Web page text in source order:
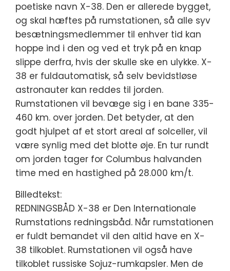
poetiske navn X-38. Den er allerede bygget,
og skal hæftes på rumstationen, så alle syv
besætningsmedlemmer til enhver tid kan
hoppe ind i den og ved et tryk på en knap
slippe derfra, hvis der skulle ske en ulykke. X-
38 er fuldautomatisk, så selv bevidstløse
astronauter kan reddes til jorden.
Rumstationen vil bevæge sig i en bane 335-
460 km. over jorden. Det betyder, at den
godt hjulpet af et stort areal af solceller, vil
være synlig med det blotte øje. En tur rundt
om jorden tager for Columbus halvanden
time med en hastighed på 28.000 km/t.
Billedtekst:
REDNINGSBÅD X-38 er Den Internationale
Rumstations redningsbåd. Når rumstationen
er fuldt bemandet vil den altid have en X-
38 tilkoblet. Rumstationen vil også have
tilkoblet russiske Sojuz-rumkapsler. Men de